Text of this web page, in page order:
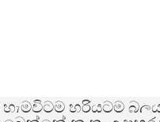
හරියටම